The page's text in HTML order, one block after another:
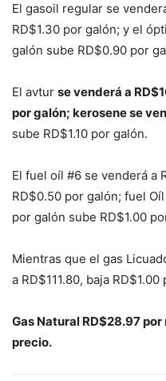
El gasoil regular se
RD$1.30 por galón; y el
galón sube RD$0.90 por
El avtur se venderá a
por galón; kerosene se
sube RD$1.10 por galón.
El fuel oíl #6 se venderá a
RD$0.50 por galón; fuel
por galón sube RD$1.00
Mientras que el gas
a RD$111.80, baja RD$1.00
Gas Natural RD$28.97
precio.